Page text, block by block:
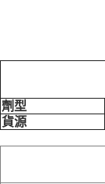
劑型
貨源